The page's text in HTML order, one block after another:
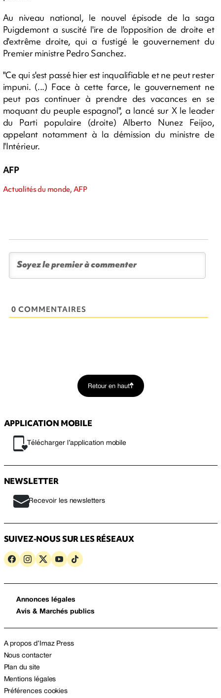
Au niveau national, le nouvel épisode de la saga
Puigdemont a suscité l'ire de l'opposition de droite et
d'extrême droite, qui a fustigé le gouvernement du
Premier ministre Pedro Sanchez.
"Ce qui s'est passé hier est inqualifiable et ne peut rester
impuni. (...) Face à cette farce, le gouvernement ne
peut pas continuer à prendre des vacances en se
moquant du peuple espagnol", a lancé sur X le leader
du Parti populaire (droite) Alberto Nunez Feijoo,
appelant notamment à la démission du ministre de
l'Intérieur.
AFP
Actualités du monde, AFP
0 COMMENTAIRES
Retour en haut
APPLICATION MOBILE
Télécharger l’application mobile
NEWSLETTER
Recevoir les newsletters
SUIVEZ-NOUS SUR LES RÉSEAUX
Annonces légales
Avis & Marchés publics
A propos d’Imaz Press
Nous contacter
Plan du site
Mentions légales
Préférences cookies